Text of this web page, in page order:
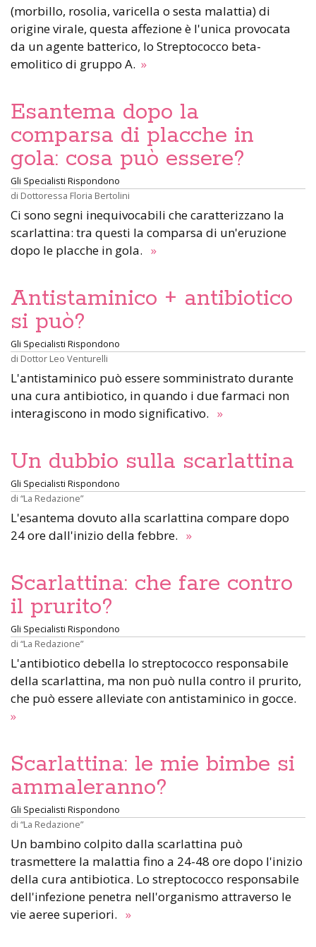
(morbillo, rosolia, varicella o sesta malattia) di
origine virale, questa affezione è l'unica provocata
da un agente batterico, lo Streptococco beta-
emolitico di gruppo A. »
Esantema dopo la
comparsa di placche in
gola: cosa può essere?
Gli Specialisti Rispondono
di Dottoressa Floria Bertolini
Ci sono segni inequivocabili che caratterizzano la
scarlattina: tra questi la comparsa di un'eruzione
dopo le placche in gola. »
Antistaminico + antibiotico
si può?
Gli Specialisti Rispondono
di Dottor Leo Venturelli
L'antistaminico può essere somministrato durante
una cura antibiotico, in quando i due farmaci non
interagiscono in modo significativo. »
Un dubbio sulla scarlattina
Gli Specialisti Rispondono
di “La Redazione”
L'esantema dovuto alla scarlattina compare dopo
24 ore dall'inizio della febbre. »
Scarlattina: che fare contro
il prurito?
Gli Specialisti Rispondono
di “La Redazione”
L'antibiotico debella lo streptococco responsabile
della scarlattina, ma non può nulla contro il prurito,
che può essere alleviate con antistaminico in gocce.
»
Scarlattina: le mie bimbe si
ammaleranno?
Gli Specialisti Rispondono
di “La Redazione”
Un bambino colpito dalla scarlattina può
trasmettere la malattia fino a 24-48 ore dopo l'inizio
della cura antibiotica. Lo streptococco responsabile
dell'infezione penetra nell'organismo attraverso le
vie aeree superiori. »